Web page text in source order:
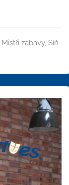
Mistři zábavy, Síň